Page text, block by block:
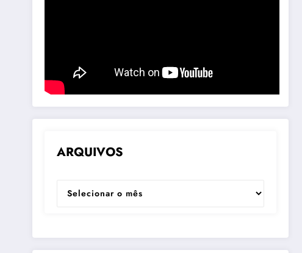
ARQUIVOS
ARQUIVOS